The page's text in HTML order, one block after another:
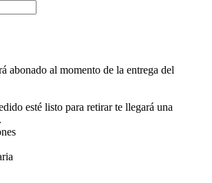
abonado al momento de la entrega del
esté listo para retirar te llegará una